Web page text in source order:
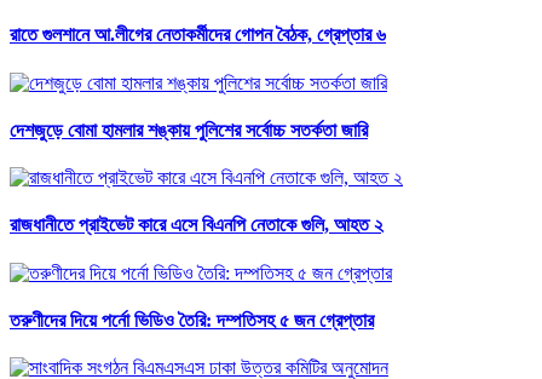
রাতে গুলশানে আ.লীগের নেতাকর্মীদের গোপন বৈঠক, গ্রেপ্তার ৬
দেশজুড়ে বোমা হামলার শঙ্কায় পুলিশের সর্বোচ্চ সতর্কতা জারি
রাজধানীতে প্রাইভেট কারে এসে বিএনপি নেতাকে গুলি, আহত ২
তরুণীদের দিয়ে পর্নো ভিডিও তৈরি: দম্পতিসহ ৫ জন গ্রেপ্তার